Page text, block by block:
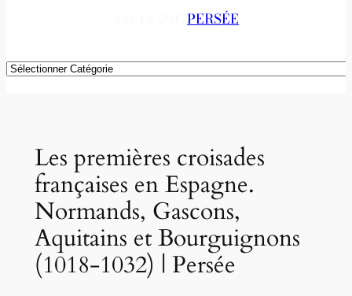
PERSÉE
Catégories
Les premières croisades
françaises en Espagne.
Normands, Gascons,
Aquitains et Bourguignons
(1018-1032) | Persée